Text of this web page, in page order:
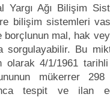
Yargı Ağı Bilişim
bilişim sistemleri
mal, hak
sorgulayabilir. Bu
olarak 4/1/1961 tarihli
mükerrer
tespit ve ilan